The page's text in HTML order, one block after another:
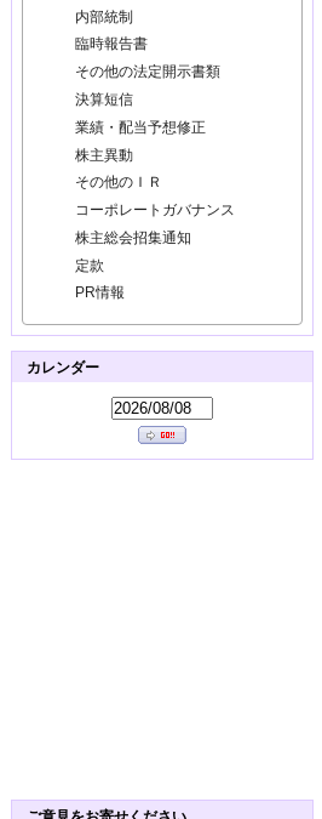
内部統制
臨時報告書
その他の法定開示書類
決算短信
業績・配当予想修正
株主異動
その他のＩＲ
コーポレートガバナンス
株主総会招集通知
定款
PR情報
カレンダー